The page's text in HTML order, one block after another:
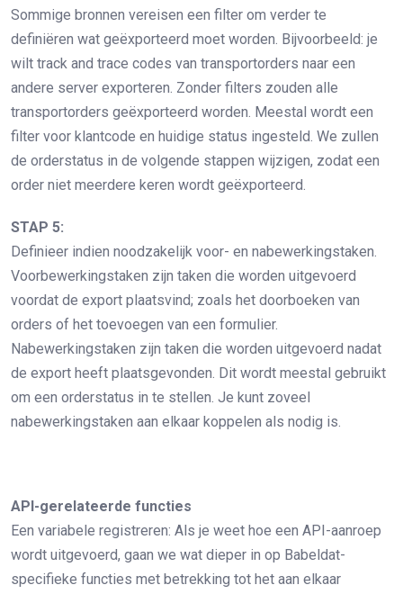
Sommige bronnen vereisen een filter om verder te
definiëren wat geëxporteerd moet worden. Bijvoorbeeld: je
wilt track and trace codes van transportorders naar een
andere server exporteren. Zonder filters zouden alle
transportorders geëxporteerd worden. Meestal wordt een
filter voor klantcode en huidige status ingesteld. We zullen
de orderstatus in de volgende stappen wijzigen, zodat een
order niet meerdere keren wordt geëxporteerd.
STAP 5:
Definieer indien noodzakelijk voor- en nabewerkingstaken.
Voorbewerkingstaken zijn taken die worden uitgevoerd
voordat de export plaatsvind; zoals het doorboeken van
orders of het toevoegen van een formulier.
Nabewerkingstaken zijn taken die worden uitgevoerd nadat
de export heeft plaatsgevonden. Dit wordt meestal gebruikt
om een orderstatus in te stellen. Je kunt zoveel
nabewerkingstaken aan elkaar koppelen als nodig is.
API-gerelateerde functies
Een variabele registreren: Als je weet hoe een API-aanroep
wordt uitgevoerd, gaan we wat dieper in op Babeldat-
specifieke functies met betrekking tot het aan elkaar